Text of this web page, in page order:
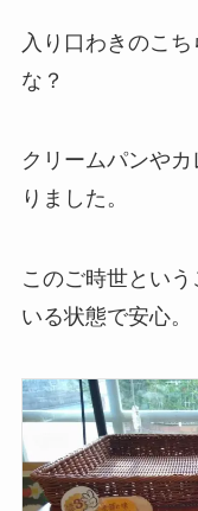
入り口わきのこ
な？
クリームパンや
りました。
このご時世とい
いる状態で安心。